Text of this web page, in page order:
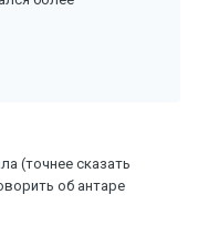
(точнее сказать
об антаре